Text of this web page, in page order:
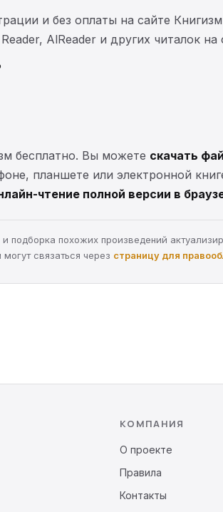
и без оплаты на сайте
AlReader и других читалок
бесплатно. Вы можете скачать
планшете или электронной
чтение полной версии в
подборка похожих произведений
связаться через страницу для
КОМПАНИЯ
О проекте
Правила
Контакты